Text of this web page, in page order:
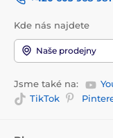
Kde nás najdete
Naše prodejny
Jsme také na:
TikTok